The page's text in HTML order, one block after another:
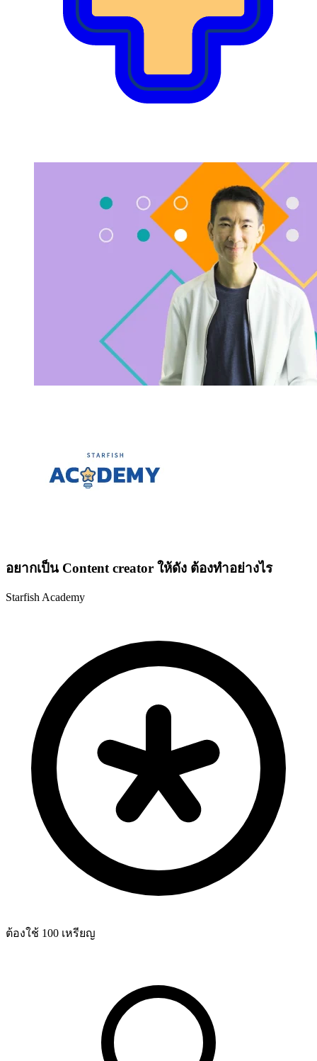
อยากเป็น Content creator ให้ดัง ต้องทำอย่างไร
Starfish Academy
ต้องใช้ 100 เหรียญ